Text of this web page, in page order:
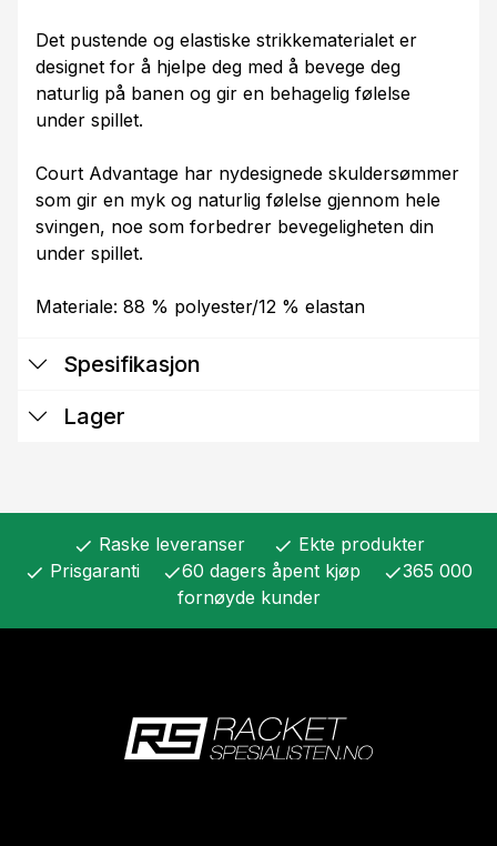
Det pustende og elastiske strikkematerialet er
designet for å hjelpe deg med å bevege deg
naturlig på banen og gir en behagelig følelse
under spillet.
Court Advantage har nydesignede skuldersømmer
som gir en myk og naturlig følelse gjennom hele
svingen, noe som forbedrer bevegeligheten din
under spillet.
Materiale: 88 % polyester/12 % elastan
Spesifikasjon
Lager
check Raske leveranser check Ekte produkter
check Prisgaranti check60 dagers åpent kjøp check365 000
fornøyde kunder